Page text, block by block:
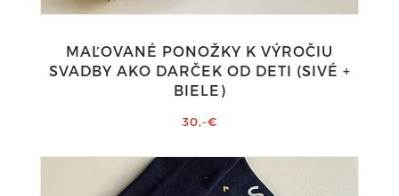
MAĽOVANÉ PONOŽKY K VÝROČIU
SVADBY AKO DARČEK OD DETI (SIVÉ +
BIELE)
30,-€